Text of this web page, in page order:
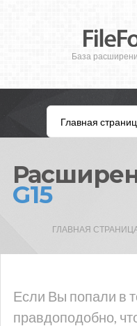
База
G15
ГЛАВНАЯ
Если Вы попали в
правдоподобно,